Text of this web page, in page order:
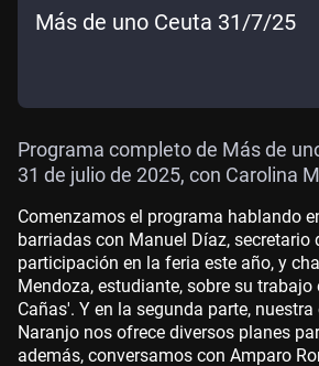
Más de uno Ceuta 31/7/25
Programa completo de Más de
31 de julio de 2025, con Carolina
Comenzamos el programa hablando
barriadas con Manuel Díaz, secretario
participación en la feria este año, y
Mendoza, estudiante, sobre su
Cañas'. Y en la segunda parte,
Naranjo nos ofrece diversos planes
además, conversamos con Amparo